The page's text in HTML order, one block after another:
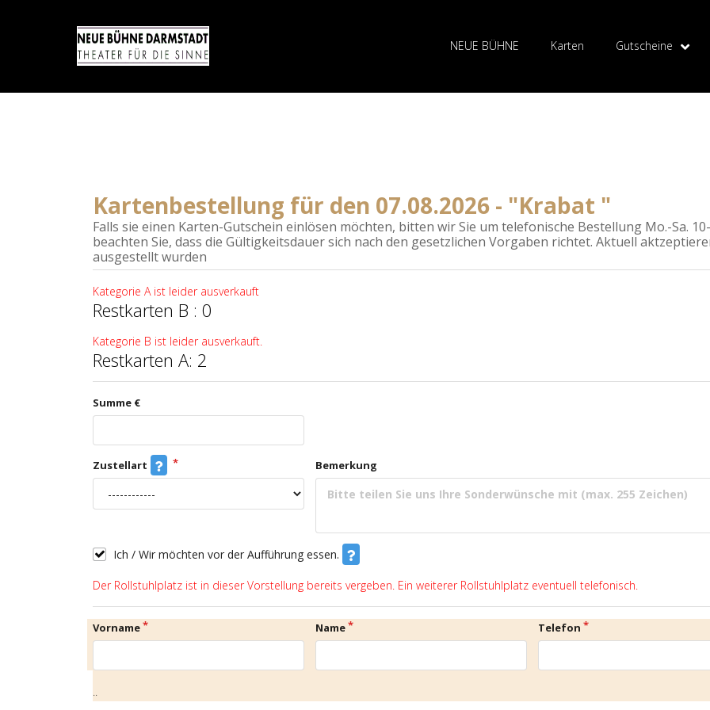
NEUE BÜHNE Karten Gutscheine
Kartenbestellung für den 07.08.2026 - "Krabat "
Falls sie einen Karten-Gutschein einlösen möchten, bitten wir Sie um telefonische Bestellung Mo.-Sa.
beachten Sie, dass die Gültigkeitsdauer sich nach den gesetzlichen Vorgaben richtet. Aktuell
ausgestellt wurden
Kategorie A ist leider ausverkauft
Restkarten B : 0
Kategorie B ist leider ausverkauft.
Restkarten A: 2
Summe €
Zustellart Bemerkung
Ich / Wir möchten vor der Aufführung essen.
Der Rollstuhlplatz ist in dieser Vorstellung bereits vergeben. Ein weiterer Rollstuhlplatz eventuell telefonisch.
Vorname Name Telefon
..